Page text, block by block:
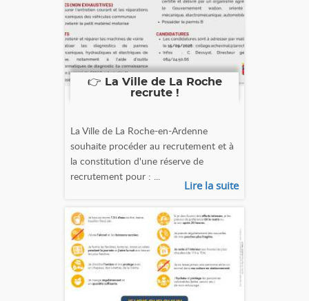
👉 La Ville de La Roche
recrute !
La Ville de La Roche-en-Ardenne
souhaite procéder au recrutement et à
la constitution d'une réserve de
recrutement pour : ...
Lire la suite